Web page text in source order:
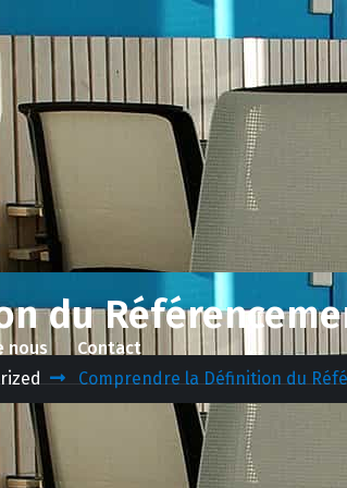
nous Contact
du
Comprendre la Définition du